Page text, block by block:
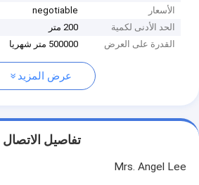
الأسعار
negotiable
الحد الأدنى لكمية
200 متر
القدرة على العرض
500000 متر شهريا
عرض المزيد
تفاصيل الاتصال
Mrs. Angel Lee